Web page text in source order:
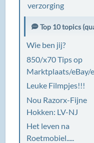
verzorging
Top 10 topics
Wie ben jij?
850/x70 Tips op
Marktplaats/eBay/
Leuke Filmpjes!!!
Nou Razorx-Fijne
Hokken: LV-NJ
Het leven na
Roetmobiel.....